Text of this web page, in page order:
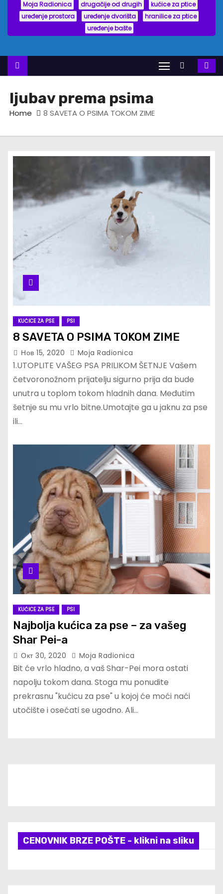
Moja Radionica drugačije od drugih
kućice za ptice
uređenje prostora
uređenje dvorišta
hranilice za ptice
uređenje bašte
ljubav prema psima
Home 8 SAVETA O PSIMA TOKOM ZIME
KUĆICE ZA PSE PSI
8 SAVETA O PSIMA TOKOM ZIME
Нов 15, 2020 Moja Radionica
1.UTOPLITE VAŠEG PSA PRILIKOM ŠETNJE Vašem
četvoronožnom prijatelju sigurno prija da bude
unutra u toplom tokom hladnih dana. Međutim
šetnje su mu vrlo bitne.Umotajte ga u jaknu za pse
ili…
KUĆICE ZA PSE PSI
Najbolja kućica za pse – za vašeg
Shar Pei-a
Окт 30, 2020 Moja Radionica
Bit će vrlo hladno, a vaš Shar-Pei mora ostati
napolju tokom dana. Stoga mu ponudite
prekrasnu "kućicu za pse" u kojoj će moći naći
utočište i osećati se ugodno. Ali…
CENOVNIK BRZE POŠTE - klikni na sliku